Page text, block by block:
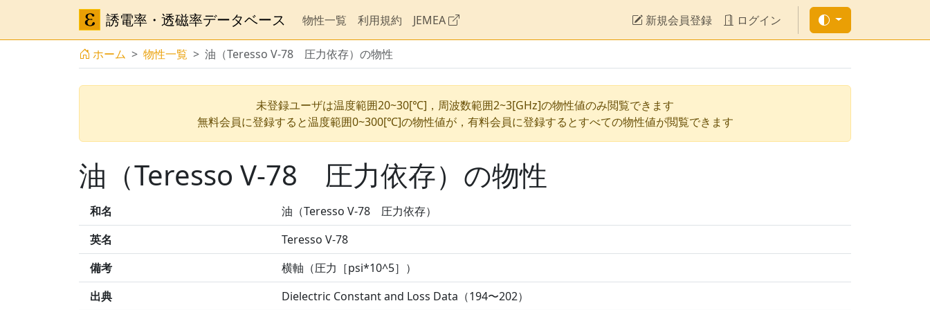
誘電率・透磁率データベース 物性一覧 利用規約 JEMEA 新規会員登録 ログイン
ホーム 物性一覧 油（Teresso V-78 圧力依存）の物性
未登録ユーザは温度範囲20~30[℃]，周波数範囲2~3[GHz]の物性値のみ閲覧できます
無料会員に登録すると温度範囲0~300[℃]の物性値が，有料会員に登録するとすべての物性値が閲覧できます
油（Teresso V-78 圧力依存）の物性
和名
油（Teresso V-78 圧力依存）
英名
Teresso V-78
備考
横軸（圧力［psi*10^5］）
出典
Dielectric Constant and Loss Data（194〜202）